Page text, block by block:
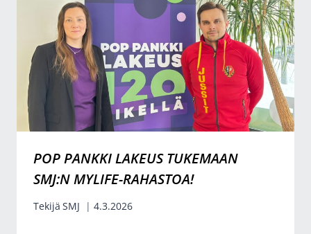
POP PANKKI LAKEUS TUKEMAAN
SMJ:N MYLIFE-RAHASTOA!
Tekijä SMJ 4.3.2026